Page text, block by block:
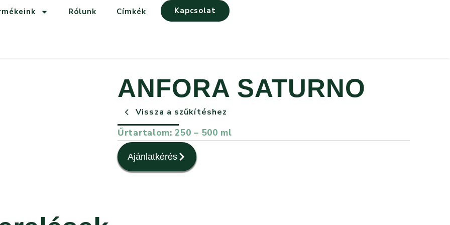
Rólunk Címkék Kapcsolat
ANFORA SATURNO
Vissza a szűkítéshez
Űrtartalom: 250 – 500 ml
Ajánlatkérés